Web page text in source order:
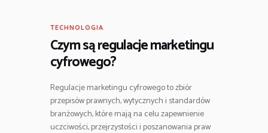
TECHNOLOGIA
Czym są regulacje marketingu
cyfrowego?
Regulacje marketingu cyfrowego to zbiór
przepisów prawnych, wytycznych i standardów
branżowych, które mają na celu zapewnienie
uczciwości, przejrzystości i poszanowania praw